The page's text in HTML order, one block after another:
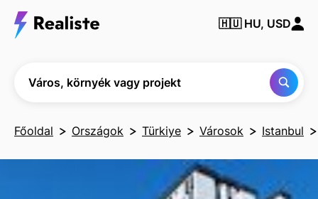
🇭🇺 HU, USD
Város, környék vagy projekt
Főoldal Országok Türkiye Városok Istanbul